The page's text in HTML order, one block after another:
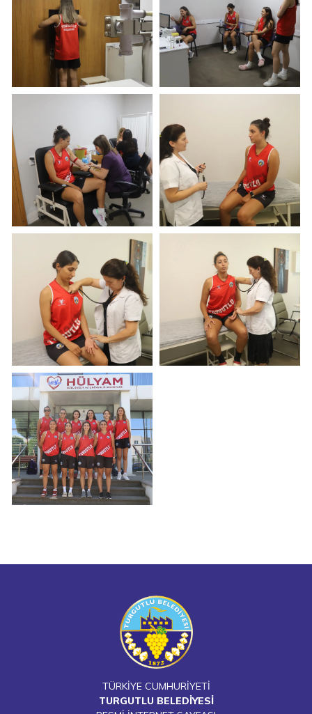
TÜRKİYE CUMHURİYETİ
TURGUTLU BELEDİYESİ